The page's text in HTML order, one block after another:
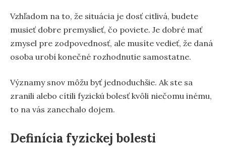
Vzhľadom na to, že situácia je dosť citlivá, budete
musieť dobre premyslieť, čo poviete. Je dobré mať
zmysel pre zodpovednosť, ale musíte vedieť, že daná
osoba urobí konečné rozhodnutie samostatne.
Významy snov môžu byť jednoduchšie. Ak ste sa
zranili alebo cítili fyzickú bolesť kvôli niečomu inému,
to na vás zanechalo dojem.
Definícia fyzickej bolesti